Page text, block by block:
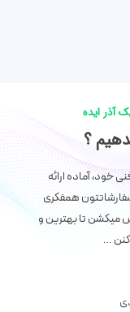
آذر ایده
؟
خود، آماده ارائه
همفکری
میکشن تا بهترین و
کنن …